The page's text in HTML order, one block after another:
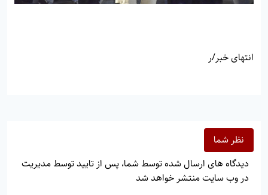
انتهای خبر/ر
نظر شما
دیدگاه های ارسال شده توسط شما، پس از تایید توسط مدیریت
در وب سایت منتشر خواهد شد